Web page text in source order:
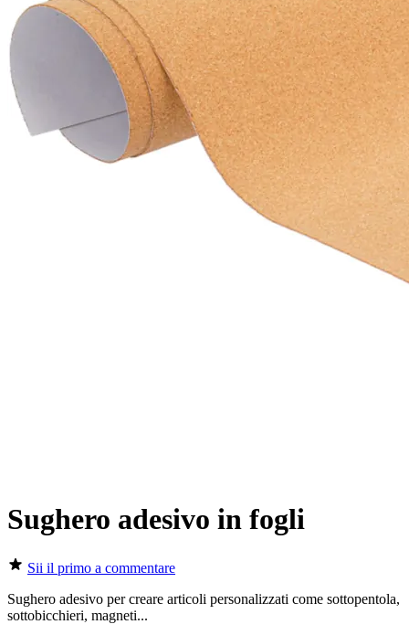
Sughero adesivo in fogli
Sii il primo a commentare
Sughero adesivo per creare articoli personalizzati come sottopentola,
sottobicchieri, magneti...